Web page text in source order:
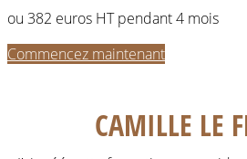
ou 382 euros HT pendant 4 mois
Commencez maintenant
CAMILLE LE